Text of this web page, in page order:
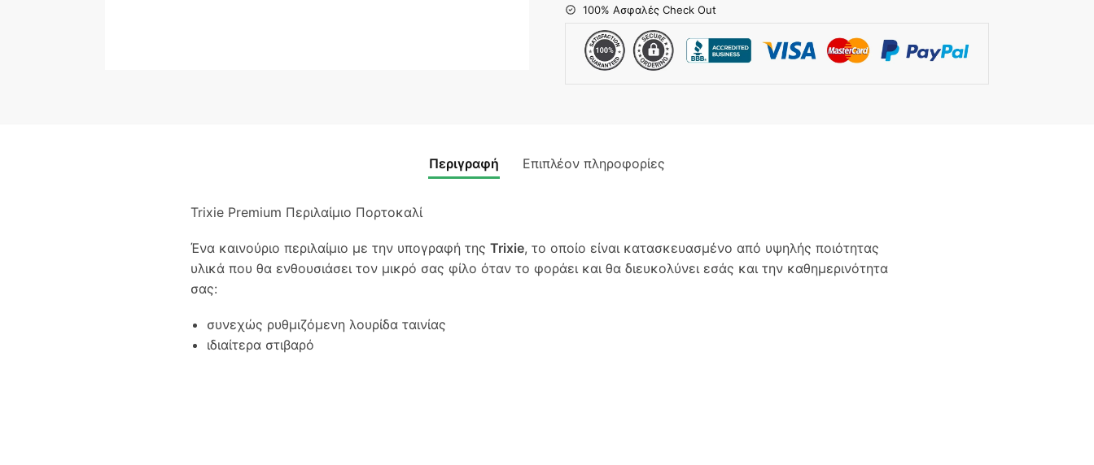
100% Ασφαλές Check Out
Περιγραφή Επιπλέον πληροφορίες
Trixie Premium Περιλαίμιο Πορτοκαλί
Ένα καινούριο περιλαίμιο με την υπογραφή της Trixie, το οποίο είναι κατασκευασμένο από υψηλής ποιότητας
υλικά που θα ενθουσιάσει τον μικρό σας φίλο όταν το φοράει και θα διευκολύνει εσάς και την καθημερινότητα
σας:
συνεχώς ρυθμιζόμενη λουρίδα ταινίας
ιδιαίτερα στιβαρό